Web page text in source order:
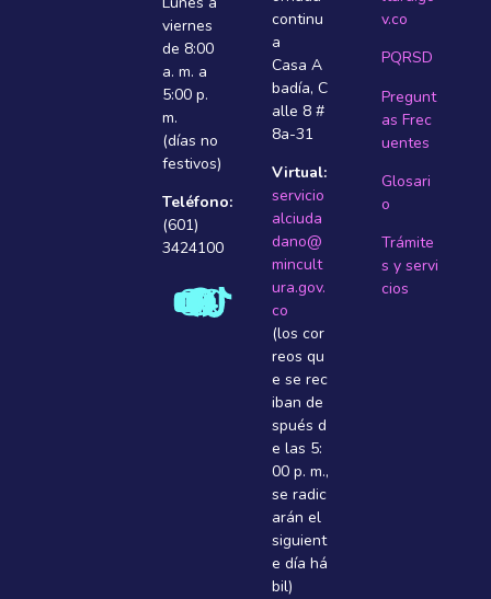
viernes
de 8:00
a. m. a
5:00 p.
m.
(días no
festivos)
Teléfono:
(601)
3424100
continu
a
Casa A
badí­a, C
alle 8 #
8a-31
Virtual:
servicio
alciuda
dano@
mincult
ura.gov.
co
(los cor
reos qu
e se rec
iban de
spués d
e las 5:
00 p. m.,
se radic
arán el
siguient
e dí­a há
bil)
v.co
PQRSD
Pregunt
as Frec
uentes
Glosari
o
Trámite
s y servi
cios